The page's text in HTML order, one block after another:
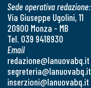
Sede operativa redazione:
Via Giuseppe Ugolini, 11
20900 Monza - MB
Tel. 039 9418930
Email
redazione@lanuovabq.it
segreteria@lanuovabq.it
inserzioni@lanuovabq.it